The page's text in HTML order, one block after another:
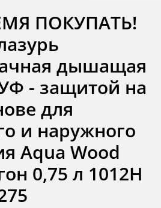
ПОКУПАТЬ!
дышащая
- защитой на
для
и наружного
Aqua Wood
0,75 л 1012H